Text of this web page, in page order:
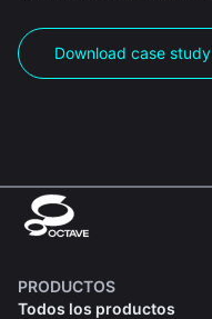
Download case study
PRODUCTOS
Todos los productos